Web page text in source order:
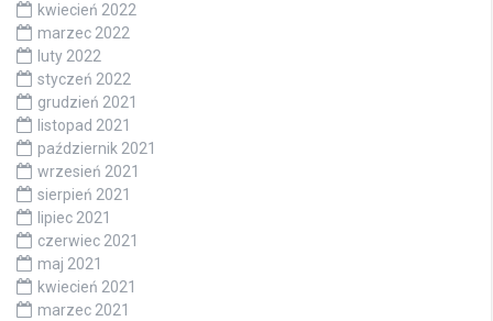
kwiecień 2022
marzec 2022
luty 2022
styczeń 2022
grudzień 2021
listopad 2021
październik 2021
wrzesień 2021
sierpień 2021
lipiec 2021
czerwiec 2021
maj 2021
kwiecień 2021
marzec 2021